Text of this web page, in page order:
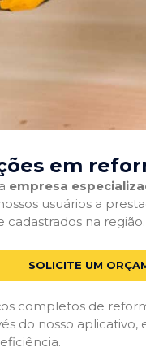
em
empresa
usuários a
cadastrados na região.
SOLICITE UM
completos de
do nosso